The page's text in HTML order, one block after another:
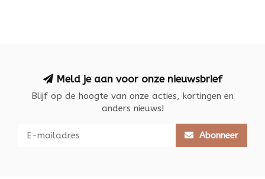
Meld je aan voor onze nieuwsbrief
Blijf op de hoogte van onze acties, kortingen en
anders nieuws!
Abonneer